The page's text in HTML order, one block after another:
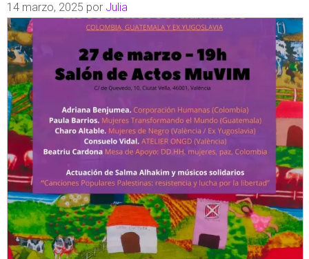
14 marzo, 2025 por Julia